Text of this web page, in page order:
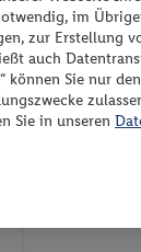
im
zur Erstellung
auch
können Sie nur
Sie in unseren